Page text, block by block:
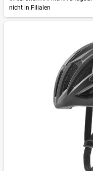
nicht in Filialen